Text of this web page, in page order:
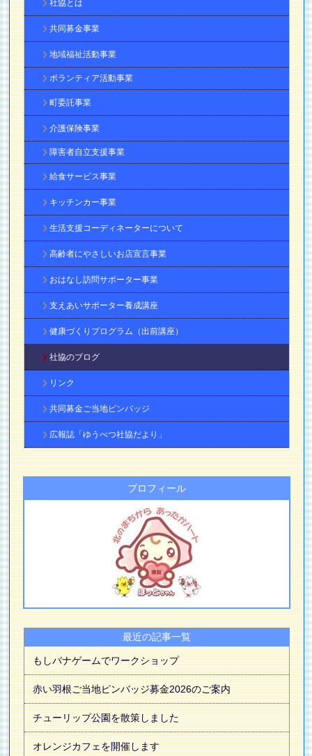
社協とは
共同募金事業
地域福祉活動事業
ボランティア活動事業
町委託事業
介護保険事業
障害者自立支援事業
給食サービス事業
キッチンカー事業
生活支援コーディネーターについて
高齢者にやさしいお店宣言事業
おはなし訪問サポーター事業
支えあいサポーター養成講座
健康づくりプログラム（出前講座）
社協のブログ
リンク
共同募金ご当地ピンバッジ
広報誌「ゆうべつ社協だより」
プロフィール
最近の記事一覧
もしバナゲームでワークショップ
赤い羽根ご当地ピンバッジ募金2026のご案内
チューリップ公園を散策しました
オレンジカフェを開催します